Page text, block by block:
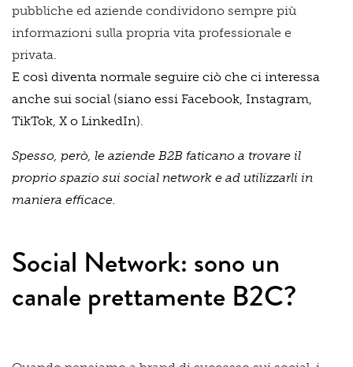
pubbliche ed aziende condividono sempre più
informazioni sulla propria vita professionale e
privata.
E così diventa normale seguire ciò che ci interessa
anche sui social (siano essi Facebook, Instagram,
TikTok, X o LinkedIn).
Spesso, però, le aziende B2B faticano a trovare il
proprio spazio sui social network e ad utilizzarli in
maniera efficace.
Social Network: sono un
canale prettamente B2C?